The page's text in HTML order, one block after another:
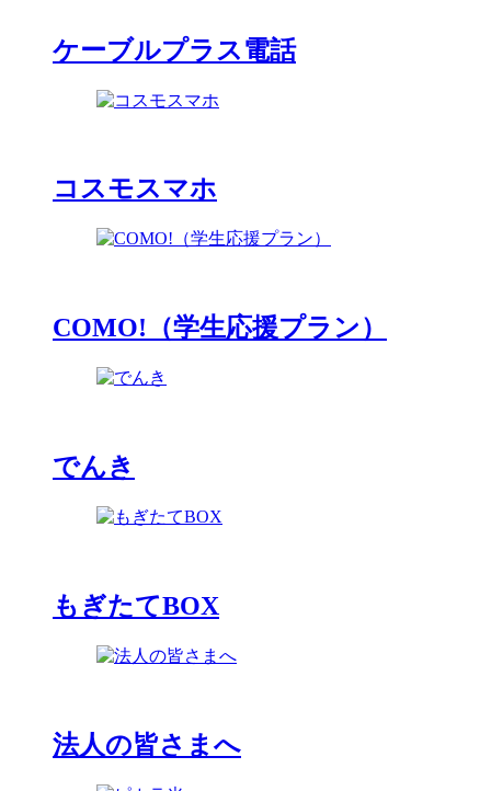
ケーブルプラス電話
コスモスマホ
COMO!（学生応援プラン）
でんき
もぎたてBOX
法人の皆さまへ